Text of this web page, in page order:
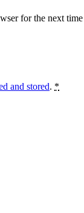
for the next time
and stored. *